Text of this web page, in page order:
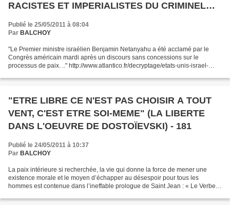
RACISTES ET IMPERIALISTES DU CRIMINEL
Publié le 25/05/2011 à 08:04
Par BALCHOY
"Le Premier ministre israélien Benjamin Netanyahu a été acclamé par le
Congrès américain mardi après un discours sans concessions sur le
processus de paix. .." http://www.atlantico.fr/decryptage/etats-unis-israel-
"ETRE LIBRE CE N'EST PAS CHOISIR A TOUT
VENT, C'EST ETRE SOI-MEME" (LA LIBERTE
DANS L'OEUVRE DE DOSTOÏEVSKI) - 181
Publié le 24/05/2011 à 10:37
Par BALCHOY
La paix intérieure si recherchée, la vie qui donne la force de mener une
existence morale et le moyen d’échapper au désespoir pour tous les
hommes est contenue dans l’ineffable prologue de Saint Jean : « Le Verbe